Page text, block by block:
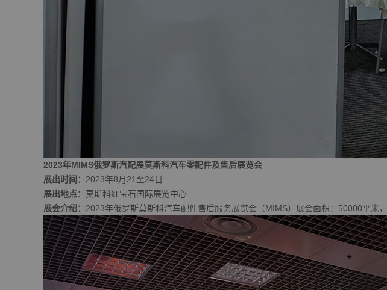
2023年MIMS俄罗斯汽配展莫斯科汽车零配件及售后展览会
展出时间： 2023年8月21至24日
展出地点： 莫斯科红宝石国际展览中心
展会介绍： 2023年俄罗斯莫斯科汽车配件售后服务展览会（MIMS）展会面积：50000平米